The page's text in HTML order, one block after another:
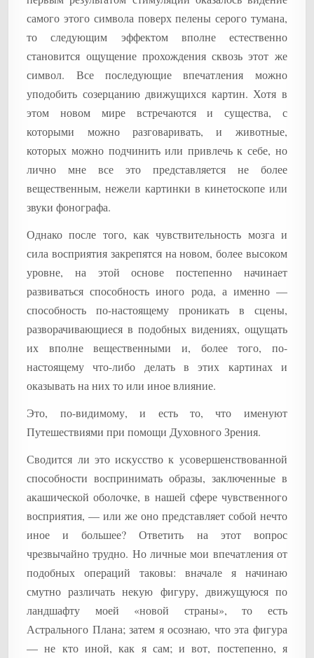
самого этого символа поверх пелены серого тумана,
то следующим эффектом вполне естественно
становится ощущение прохождения сквозь этот же
символ. Все последующие впечатления можно
уподобить созерцанию движущихся картин. Хотя в
этом новом мире встречаются и существа, с
которыми можно разговаривать, и животные,
которых можно подчинить или привлечь к себе, но
лично мне все это представляется не более
вещественным, нежели картинки в кинетоскопе или
звуки фонографа.
Однако после того, как чувствительность мозга и
сила восприятия закрепятся на новом, более высоком
уровне, на этой основе постепенно начинает
развиваться способность иного рода, а именно —
способность по-настоящему проникать в сцены,
разворачивающиеся в подобных видениях, ощущать
их вполне вещественными и, более того, по-
настоящему что-либо делать в этих картинах и
оказывать на них то или иное влияние.
Это, по-видимому, и есть то, что именуют
Путешествиями при помощи Духовного Зрения.
Сводится ли это искусство к усовершенствованной
способности воспринимать образы, заключенные в
акашической оболочке, в нашей сфере чувственного
восприятия, — или же оно представляет собой нечто
иное и большее? Ответить на этот вопрос
чрезвычайно трудно. Но личные мои впечатления от
подобных операций таковы: вначале я начинаю
смутно различать некую фигуру, движущуюся по
ландшафту моей «новой страны», то есть
Астрального Плана; затем я осознаю, что эта фигура
— не кто иной, как я сам; и вот, постепенно, я